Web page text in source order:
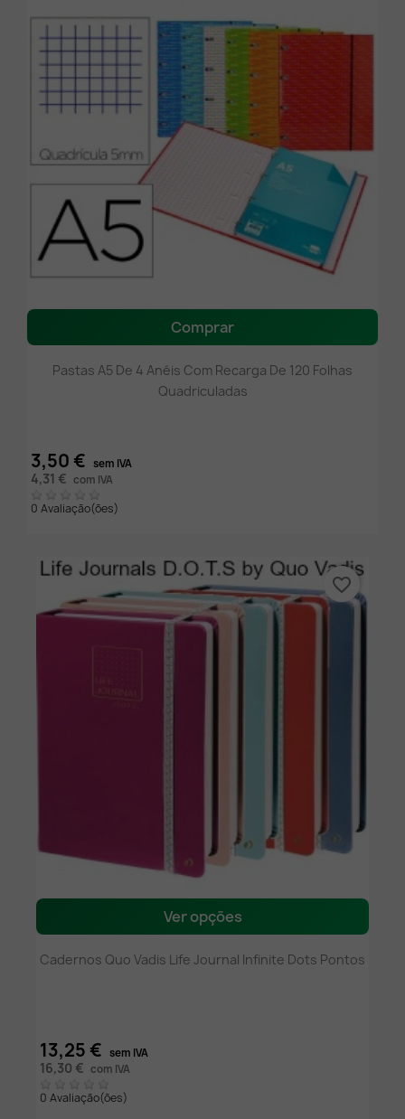
Comprar
Pastas A5 De 4 Anéis Com Recarga De 120 Folhas
Quadriculadas
3,50 € sem IVA
4,31 € com IVA
0 Avaliação(ões)
Ver opções
Cadernos Quo Vadis Life Journal Infinite Dots Pontos
13,25 € sem IVA
16,30 € com IVA
0 Avaliação(ões)
favorite_border